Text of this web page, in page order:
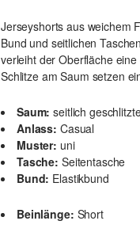
Jerseyshorts aus weichem
Bund und seitlichen
verleiht der Oberfläche
Schlitze am Saum setzen
Saum: seitlich
Anlass: Casual
Muster: uni
Tasche: Seitentasche
Bund: Elastikbund
Beinlänge: Short